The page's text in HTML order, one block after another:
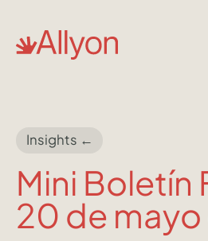
Insights ←
Mini Boletín
20 de